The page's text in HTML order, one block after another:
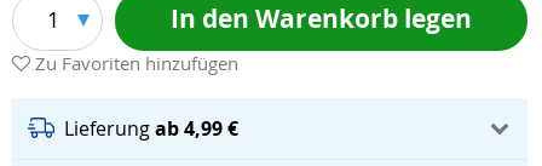
1 In den Warenkorb legen
Zu Favoriten hinzufügen
Lieferungab 4,99 €